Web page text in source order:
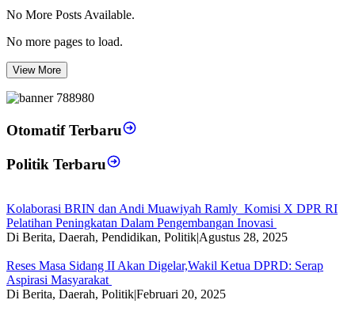
No More Posts Available.
No more pages to load.
View More
Otomatif Terbaru
Politik Terbaru
Kolaborasi BRIN dan Andi Muawiyah Ramly Komisi X DPR RI
Pelatihan Peningkatan Dalam Pengembangan Inovasi
Di Berita, Daerah, Pendidikan, Politik|Agustus 28, 2025
Reses Masa Sidang II Akan Digelar,Wakil Ketua DPRD: Serap
Aspirasi Masyarakat
Di Berita, Daerah, Politik|Februari 20, 2025